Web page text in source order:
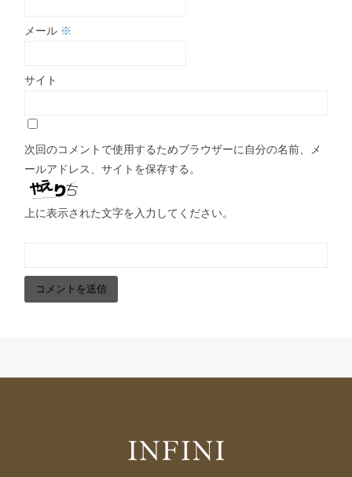
メール ※
サイト
次回のコメントで使用するためブラウザーに自分の名前、メ
ールアドレス、サイトを保存する。
上に表示された文字を入力してください。